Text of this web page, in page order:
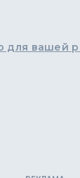
для вашей